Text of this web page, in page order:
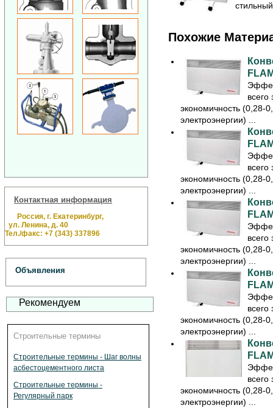
Контактная информация
Россия, г. Екатеринбург,
ул. Ленина, д. 40
Тел./факс: +7 (343) 337896
Объявления
Рекомендуем
Строительные термины
Строительные термины - Шаг волны
асбестоцементного листа
Строительные термины -
Регулярный парк
Похожие
экономичность (0,28-
электроэнергии) ...
экономичность (0,28-
электроэнергии) ...
экономичность (0,28-
электроэнергии) ...
экономичность (0,28-
электроэнергии) ...
экономичность (0,28-
электроэнергии) ...